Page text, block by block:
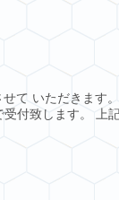
て いただきます
付致します。 上